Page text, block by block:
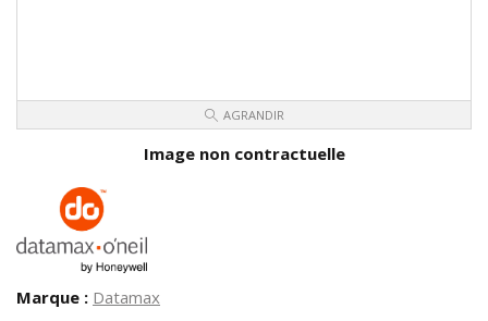
AGRANDIR
Image non contractuelle
Marque : Datamax